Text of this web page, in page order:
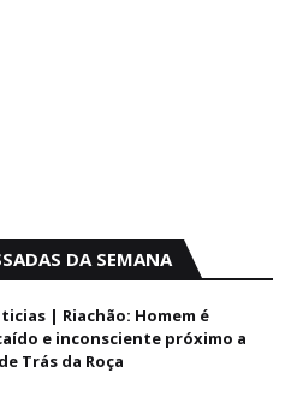
DA SEMANA
| Riachão: Homem é
e inconsciente próximo a
Trás da Roça